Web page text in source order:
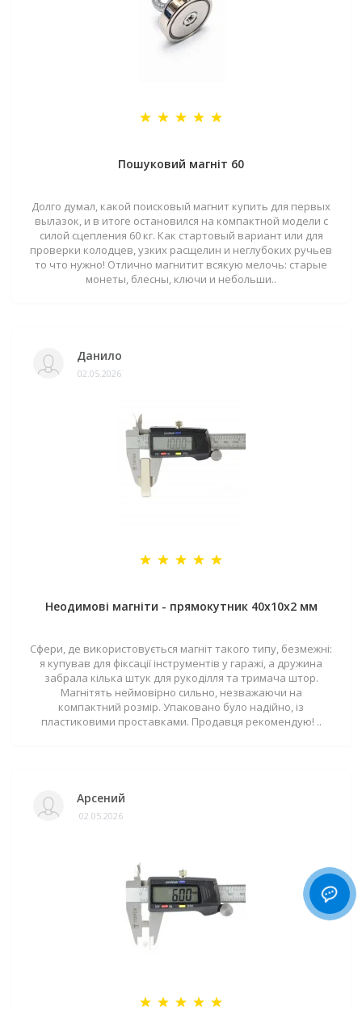
Пошуковий магніт 60
Долго думал, какой поисковый магнит купить для первых
вылазок, и в итоге остановился на компактной модели с
силой сцепления 60 кг. Как стартовый вариант или для
проверки колодцев, узких расщелин и неглубоких ручьев
то что нужно! Отлично магнитит всякую мелочь: старые
монеты, блесны, ключи и небольши..
Данило
02.05.2026
Неодимові магніти - прямокутник 40x10x2 мм
Сфери, де використовується магніт такого типу, безмежні:
я купував для фіксації інструментів у гаражі, а дружина
забрала кілька штук для рукоділля та тримача штор.
Магнітять неймовірно сильно, незважаючи на
компактний розмір. Упаковано було надійно, із
пластиковими проставками. Продавця рекомендую! ..
Арсений
02.05.2026